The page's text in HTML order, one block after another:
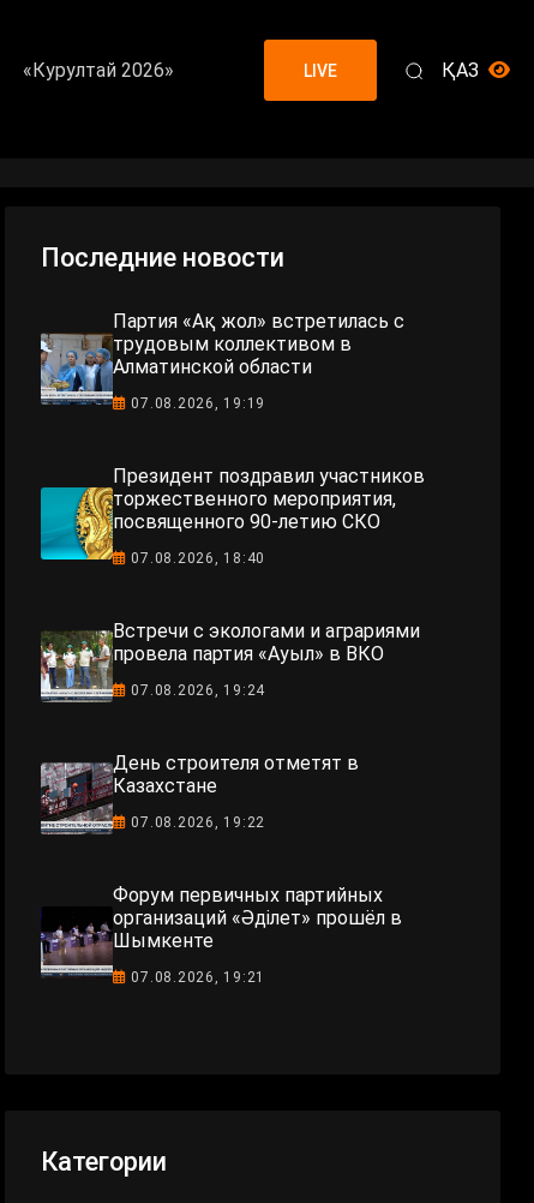
«Курултай 2026» LIVE ҚАЗ
Последние новости
Партия «Ақ жол» встретилась с
трудовым коллективом в
Алматинской области
07.08.2026, 19:19
Президент поздравил участников
торжественного мероприятия,
посвященного 90-летию СКО
07.08.2026, 18:40
Встречи с экологами и аграриями
провела партия «Ауыл» в ВКО
07.08.2026, 19:24
День строителя отметят в
Казахстане
07.08.2026, 19:22
Форум первичных партийных
организаций «Әділет» прошёл в
Шымкенте
07.08.2026, 19:21
Категории